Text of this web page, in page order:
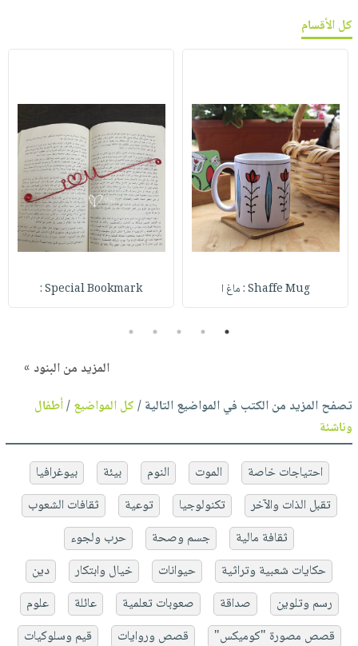
كل الأقسام
Shaffe Mug : ماغ ا Special Bookmark :
1
2
3
4
5
المزيد من البنود »
تصفح المزيد من الكتب في المواضيع التالية /كل المواضيع/أطفال
وناشئة
احتياجات خاصة الموت النوم بيئة
بيوغرافيا
تقبل الذات والآخر
تكنولوجيا توعية
ثقافات الشعوب
ثقافة مالية
جسم وصحة
حرب ولجوء
حكايات شعبية وتراثية
حيوانات خيال وابتكار
دين
رسم وتلوين
صداقة صعوبات تعلمية عائلة
علوم
قصص مصورة "كوميكس"
قصص وروايات
قيم وسلوكيات